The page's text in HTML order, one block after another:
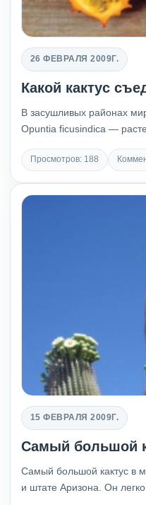
26 ФЕВРАЛЯ 2009Г.
Какой кактус
В засушливых районах
Opuntia ficusindica —
Просмотров: 188
15 ФЕВРАЛЯ 2009Г.
Самый большой
Самый большой кактус в
и штате Аризона. Он